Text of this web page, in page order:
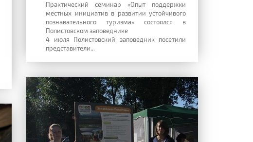
Практический семинар «Опыт поддержки
местных инициатив в развитии устойчивого
познавательного туризма» состоялся в
Полистовском заповеднике
4 июля Полистовский заповедник посетили
представители...